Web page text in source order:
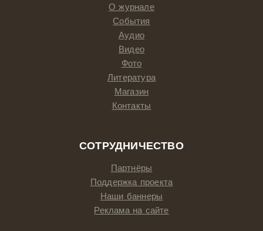
О журнале
События
Аудио
Видео
Фото
Литература
Магазин
Контакты
СОТРУДНИЧЕСТВО
Партнёры
Поддержка проекта
Наши баннеры
Реклама на сайте